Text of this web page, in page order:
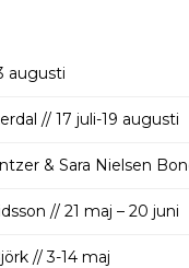
augusti
// 17 juli-19 augusti
& Sara Nielsen
// 21 maj – 20 juni
// 3-14 maj